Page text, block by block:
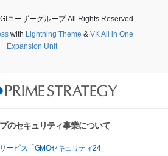
ユーザーグループ All Rights Reserved.
with Lightning Theme & VK All in One
Expansion Unit
のセキュリティ事業について
ービス「GMOセキュリティ24」